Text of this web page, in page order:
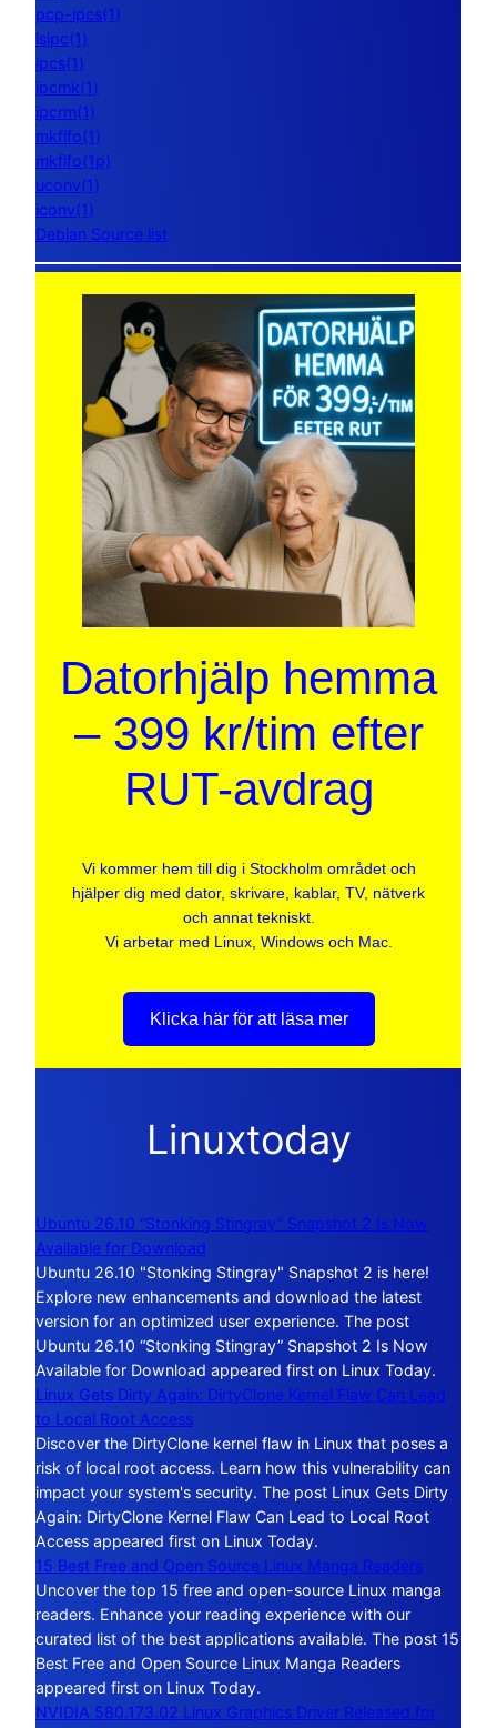
pcp-ipcs(1)
lsipc(1)
ipcs(1)
ipcmk(1)
ipcrm(1)
mkfifo(1)
mkfifo(1p)
uconv(1)
iconv(1)
Debian Source list
Datorhjälp hemma
– 399 kr/tim efter
RUT-avdrag
Vi kommer hem till dig i Stockholm området och
hjälper dig med dator, skrivare, kablar, TV, nätverk
och annat tekniskt.
Vi arbetar med Linux, Windows och Mac.
Klicka här för att läsa mer
Linuxtoday
Ubuntu 26.10 “Stonking Stingray” Snapshot 2 Is Now
Available for Download
Ubuntu 26.10 "Stonking Stingray" Snapshot 2 is here!
Explore new enhancements and download the latest
version for an optimized user experience. The post
Ubuntu 26.10 “Stonking Stingray” Snapshot 2 Is Now
Available for Download appeared first on Linux Today.
Linux Gets Dirty Again: DirtyClone Kernel Flaw Can Lead
to Local Root Access
Discover the DirtyClone kernel flaw in Linux that poses a
risk of local root access. Learn how this vulnerability can
impact your system's security. The post Linux Gets Dirty
Again: DirtyClone Kernel Flaw Can Lead to Local Root
Access appeared first on Linux Today.
15 Best Free and Open Source Linux Manga Readers
Uncover the top 15 free and open-source Linux manga
readers. Enhance your reading experience with our
curated list of the best applications available. The post 15
Best Free and Open Source Linux Manga Readers
appeared first on Linux Today.
NVIDIA 580.173.02 Linux Graphics Driver Released for